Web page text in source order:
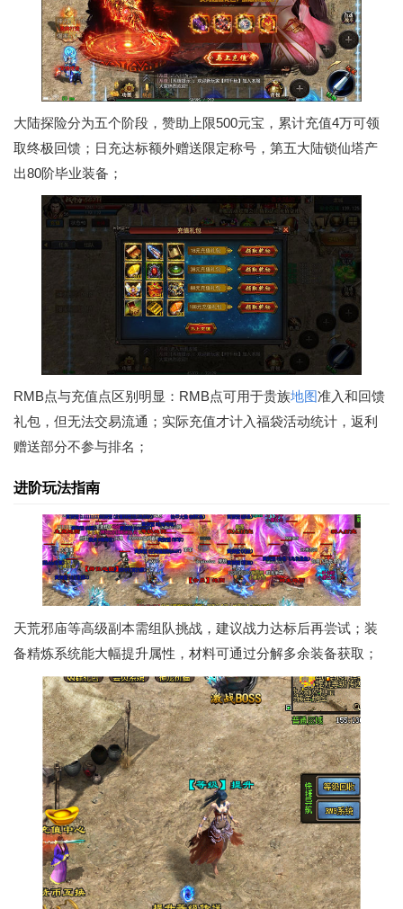
大陆探险分为五个阶段，赞助上限500元宝，累计充值4万可领
取终极回馈；日充达标额外赠送限定称号，第五大陆锁仙塔产
出80阶毕业装备；
RMB点与充值点区别明显：RMB点可用于贵族地图准入和回馈
礼包，但无法交易流通；实际充值才计入福袋活动统计，返利
赠送部分不参与排名；
进阶玩法指南
天荒邪庙等高级副本需组队挑战，建议战力达标后再尝试；装
备精炼系统能大幅提升属性，材料可通过分解多余装备获取；